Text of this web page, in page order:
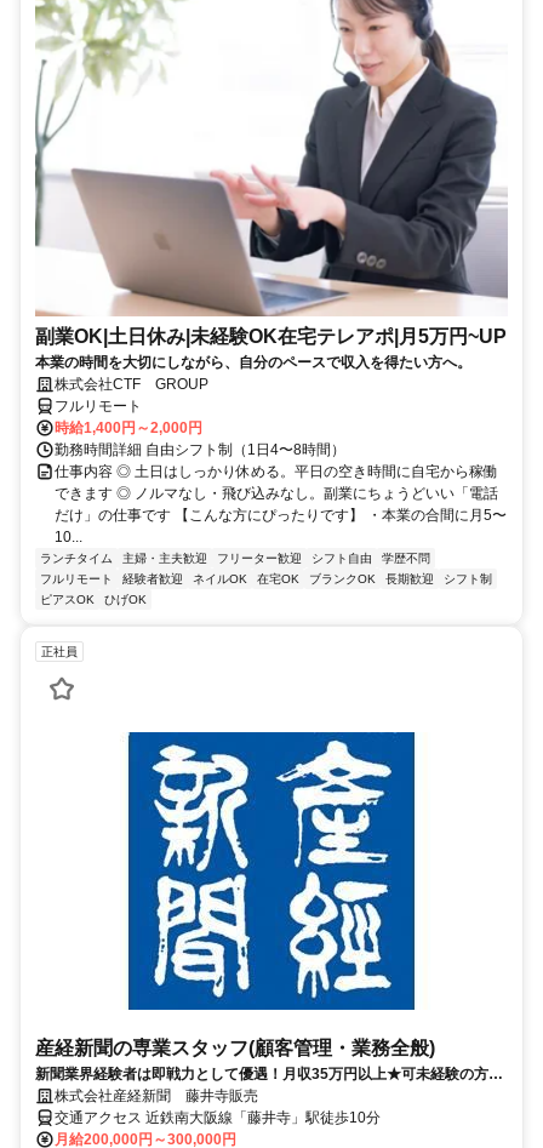
副業OK|土日休み|未経験OK在宅テレアポ|月5万円~UP
本業の時間を大切にしながら、自分のペースで収入を得たい方へ。
株式会社CTF GROUP
フルリモート
時給1,400円～2,000円
勤務時間詳細 自由シフト制（1日4〜8時間）
仕事内容 ◎ 土日はしっかり休める。平日の空き時間に自宅から稼働
できます ◎ ノルマなし・飛び込みなし。副業にちょうどいい「電話
だけ」の仕事です 【こんな方にぴったりです】 ・本業の合間に月5〜
10...
ランチタイム 主婦・主夫歓迎 フリーター歓迎 シフト自由
学歴不問
フルリモート
経験者歓迎 ネイルOK 在宅OK ブランクOK 長期歓迎
シフト制
ピアスOK
ひげOK
正社員
産経新聞の専業スタッフ(顧客管理・業務全般)
新聞業界経験者は即戦力として優遇！月収35万円以上★可未経験の方も
一から丁寧に指導します★社員寮あり
株式会社産経新聞 藤井寺販売
交通アクセス 近鉄南大阪線「藤井寺」駅徒歩10分
月給200,000円～300,000円